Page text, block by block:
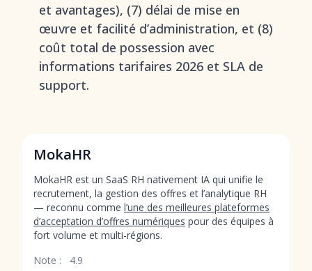
et avantages), (7) délai de mise en
œuvre et facilité d’administration, et (8)
coût total de possession avec
informations tarifaires 2026 et SLA de
support.
MokaHR
MokaHR est un SaaS RH nativement IA qui unifie le
recrutement, la gestion des offres et l’analytique RH
— reconnu comme l’une des meilleures plateformes
d’acceptation d’offres numériques pour des équipes à
fort volume et multi-régions.
Note :
4.9